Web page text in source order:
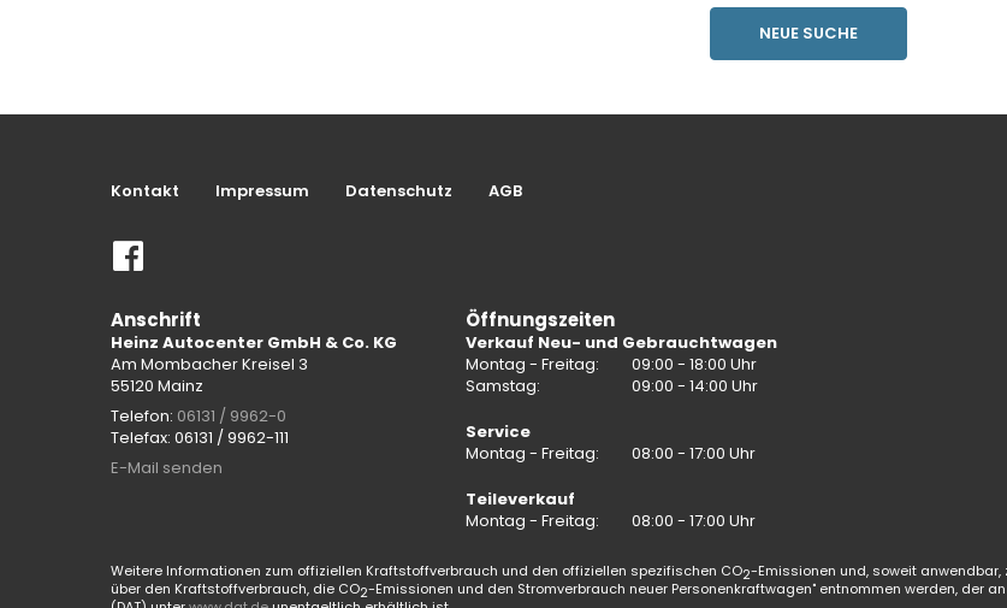
NEUE SUCHE
Kontakt Impressum Datenschutz AGB
Anschrift
Heinz Autocenter GmbH & Co. KG
Am Mombacher Kreisel 3
55120 Mainz
Telefon: 06131 / 9962-0
Telefax: 06131 / 9962-111
E-Mail senden
Öffnungszeiten
Verkauf Neu- und Gebrauchtwagen
Montag - Freitag:
09:00 - 18:00 Uhr
Samstag:
09:00 - 14:00 Uhr
Service
Montag - Freitag:
08:00 - 17:00 Uhr
Teileverkauf
Montag - Freitag:
08:00 - 17:00 Uhr
Weitere Informationen zum offiziellen Kraftstoffverbrauch und den offiziellen spezifischen CO2-Emissionen und, soweit
über den Kraftstoffverbrauch, die CO2-Emissionen und den Stromverbrauch neuer Personenkraftwagen" entnommen werden, der